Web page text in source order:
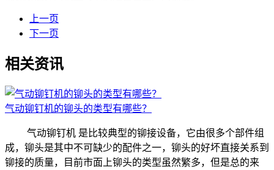
上一页
下一页
相关资讯
气动铆钉机的铆头的类型有哪些？
气动铆钉机 是比较典型的铆接设备，它由很多个部件组
成，铆头是其中不可缺少的配件之一，铆头的好坏直接关系到
铆接的质量，目前市面上铆头的类型虽然繁多，但是总的来